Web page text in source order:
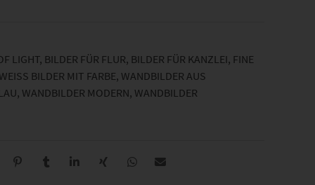
LIGHT, BILDER FÜR FLUR, BILDER FÜR KANZLEI, FINE
BILDER MIT FARBE , WANDBILDER AUS
, WANDBILDER MODERN, WANDBILDER